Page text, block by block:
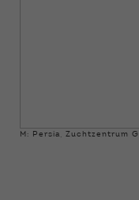
M: Persia, Zuchtzentrum